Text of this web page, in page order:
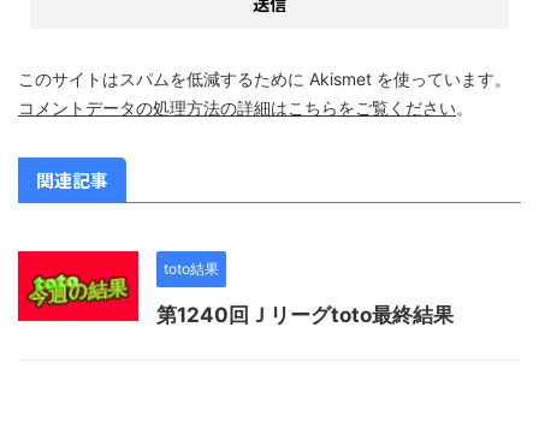
このサイトはスパムを低減するために Akismet を使っています。
コメントデータの処理方法の詳細はこちらをご覧ください。
関連記事
toto結果
第1240回Ｊリーグtoto最終結果